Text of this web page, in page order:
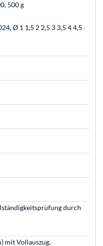
500 g
Ø 1 1,5 2 2,5 3 3,5 4 4,5
durch
mit Vollauszug,